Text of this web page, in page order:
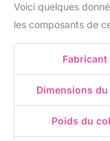
Voici quelques
les composants de
Fabricant
Dimensions
Poids du